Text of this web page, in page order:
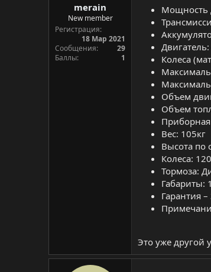
merain
New member
Регистрация
18 Мар 2021
Сообщения
29
Баллы
1
Мощность
Колеса
Объем
Объем
Вес: 105кг
Высота по
Колеса:
Тормоза:
Габариты:
Гарантия –
Это уже другой